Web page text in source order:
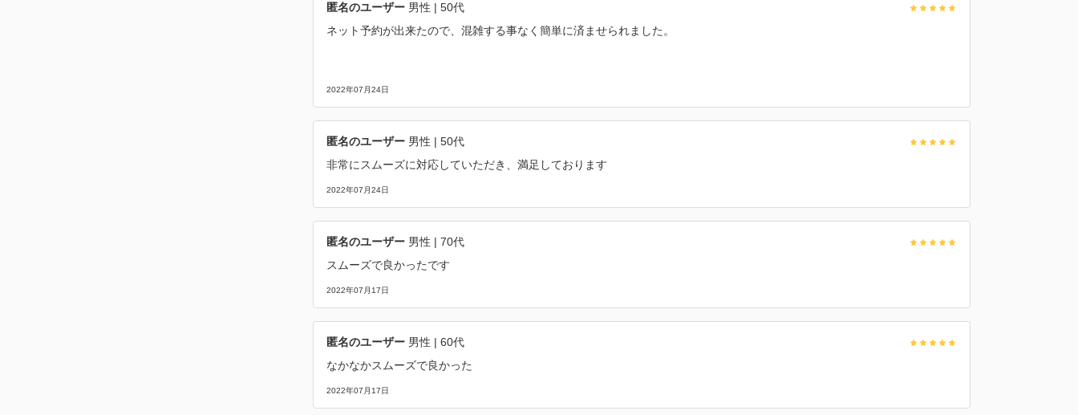
匿名のユーザー 男性 | 50代
ネット予約が出来たので、混雑する事なく簡単に済ませられました。
2022年07月24日
匿名のユーザー 男性 | 50代
非常にスムーズに対応していただき、満足しております
2022年07月24日
匿名のユーザー 男性 | 70代
スムーズで良かったです
2022年07月17日
匿名のユーザー 男性 | 60代
なかなかスムーズで良かった
2022年07月17日